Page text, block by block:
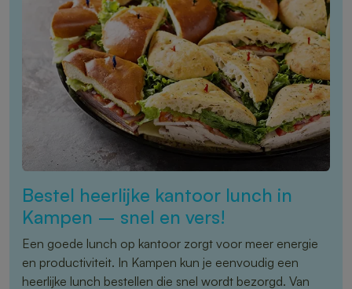
Bestel heerlijke kantoor lunch in
Kampen – snel en vers!
Een goede lunch op kantoor zorgt voor meer energie
en productiviteit. In Kampen kun je eenvoudig een
heerlijke lunch bestellen die snel wordt bezorgd. Van